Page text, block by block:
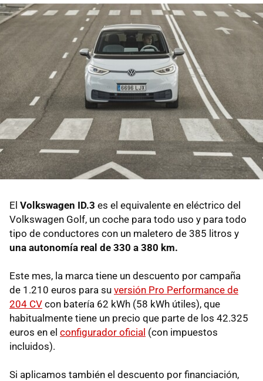
El Volkswagen ID.3 es el equivalente en eléctrico del
Volkswagen Golf, un coche para todo uso y para todo
tipo de conductores con un maletero de 385 litros y
una autonomía real de 330 a 380 km.
Este mes, la marca tiene un descuento por campaña
de 1.210 euros para su versión Pro Performance de
204 CV con batería 62 kWh (58 kWh útiles), que
habitualmente tiene un precio que parte de los 42.325
euros en el configurador oficial (con impuestos
incluidos).
Si aplicamos también el descuento por financiación,